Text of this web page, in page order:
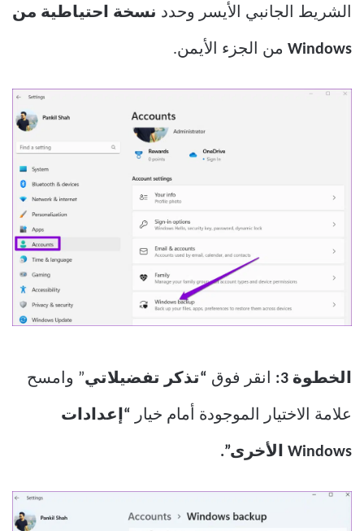
الشريط الجانبي الأيسر وحدد نسخة احتياطية من
Windows من الجزء الأيمن.
الخطوة 3: انقر فوق “تذكر تفضيلاتي” وامسح
علامة الاختيار الموجودة أمام خيار “إعدادات
Windows الأخرى”.